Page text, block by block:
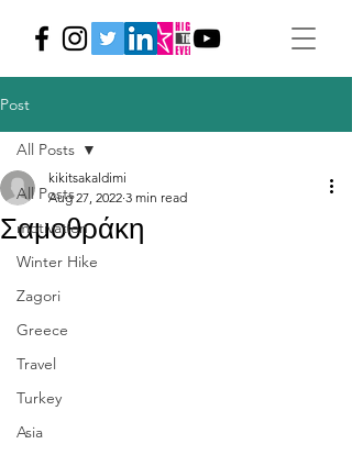
Post
All Posts
motivation
Winter Hike
Zagori
Greece
Travel
Turkey
Asia
All Posts
Σαμοθράκη
kikitsakaldimi
Aug 27, 2022 3 min read